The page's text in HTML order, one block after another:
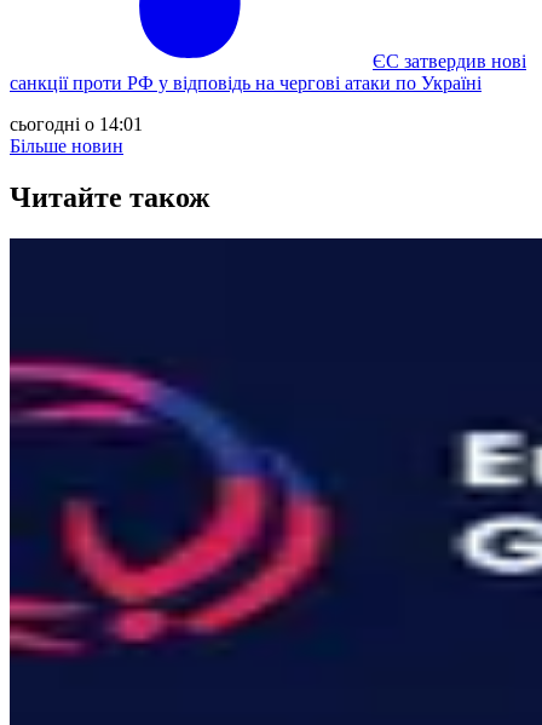
ЄС затвердив нові
санкції проти РФ у відповідь на чергові атаки по Україні
сьогодні о 14:01
Більше новин
Читайте також